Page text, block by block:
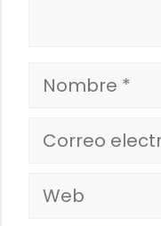
Nombre
Correo
electrónico
Web